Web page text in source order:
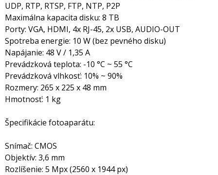
UDP, RTP, RTSP, FTP, NTP, P2P
Maximálna kapacita disku: 8 TB
Porty: VGA, HDMI, 4x RJ-45, 2x USB, AUDIO-OUT
Spotreba energie: 10 W (bez pevného disku)
Napájanie: 48 V / 1,35 A
Prevádzková teplota: -10 °C ~ 55 °C
Prevádzková vlhkosť: 10% ~ 90%
Rozmery: 265 x 225 x 48 mm
Hmotnosť: 1 kg
Špecifikácie fotoaparátu:
Snímač: CMOS
Objektív: 3,6 mm
Rozlíšenie: 5 Mpx (2560 x 1944 px)